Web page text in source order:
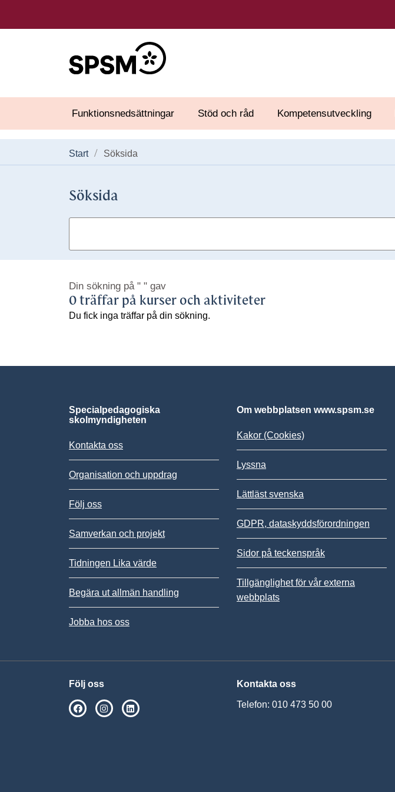
Funktionsnedsättningar Stöd och råd Kompetensutveckling
Start Söksida
Söksida
Din sökning på " " gav
0 träffar på kurser och aktiviteter
Du fick inga träffar på din sökning.
Specialpedagogiska
skolmyndigheten
Kontakta oss
Organisation och uppdrag
Följ oss
Samverkan och projekt
Tidningen Lika värde
Begära ut allmän handling
Jobba hos oss
Om webbplatsen www.spsm.se
Kakor (Cookies)
Lyssna
Lättläst svenska
GDPR, dataskyddsförordningen
Sidor på teckenspråk
Tillgänglighet för vår externa
webbplats
Följ oss
SPSM på Facebook
SPSM på Instagram
Kontakta oss
Telefon: 010 473 50 00